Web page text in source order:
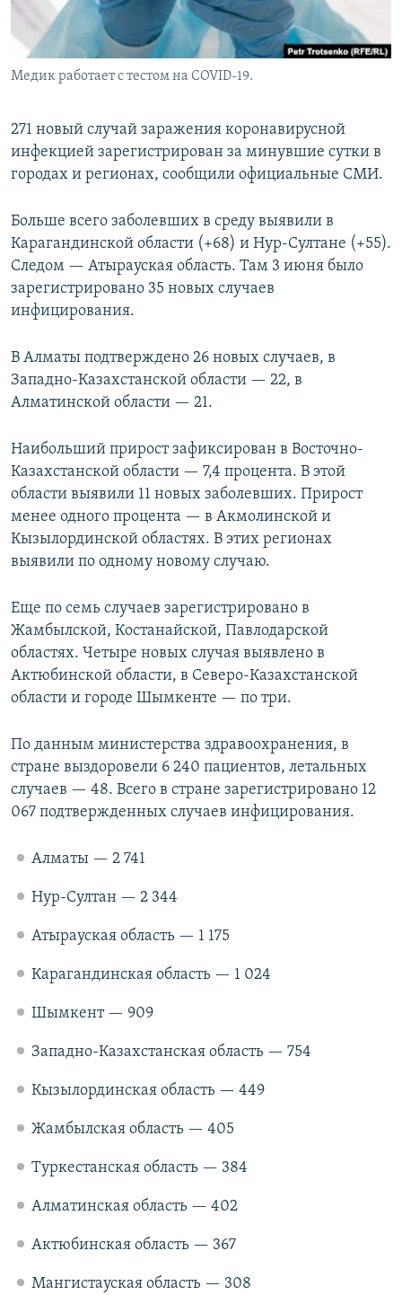
Медик работает с тестом на COVID-19.
271 новый случай заражения коронавирусной
инфекцией зарегистрирован за минувшие сутки в
городах и регионах, сообщили официальные СМИ.
Больше всего заболевших в среду выявили в
Карагандинской области (+68) и Нур-Султане (+55).
Следом — Атырауская область. Там 3 июня было
зарегистрировано 35 новых случаев
инфицирования.
В Алматы подтверждено 26 новых случаев, в
Западно-Казахстанской области — 22, в
Алматинской области — 21.
Наибольший прирост зафиксирован в Восточно-
Казахстанской области — 7,4 процента. В этой
области выявили 11 новых заболевших. Прирост
менее одного процента — в Акмолинской и
Кызылординской областях. В этих регионах
выявили по одному новому случаю.
Еще по семь случаев зарегистрировано в
Жамбылской, Костанайской, Павлодарской
областях. Четыре новых случая выявлено в
Актюбинской области, в Северо-Казахстанской
области и городе Шымкенте — по три.
По данным министерства здравоохранения, в
стране выздоровели 6 240 пациентов, летальных
случаев — 48. Всего в стране зарегистрировано 12
067 подтвержденных случаев инфицирования.
Алматы — 2 741
Нур-Султан — 2 344
Атырауская область — 1 175
Карагандинская область — 1 024
Шымкент — 909
Западно-Казахстанская область — 754
Кызылординская область — 449
Жамбылская область — 405
Туркестанская область — 384
Алматинская область — 402
Актюбинская область — 367
Мангистауская область — 308